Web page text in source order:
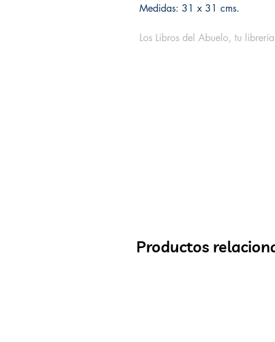
Medidas: 31 x 31 cms.
Los Libros del Abuelo, tu
Productos